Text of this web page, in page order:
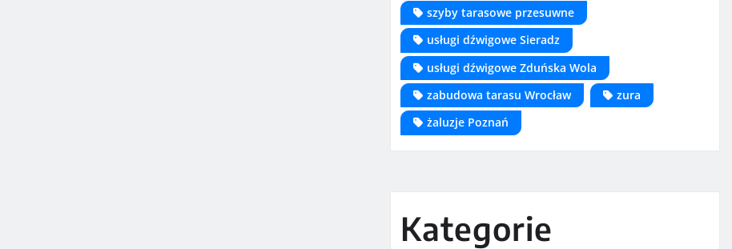
szyby tarasowe przesuwne
usługi dźwigowe Sieradz
usługi dźwigowe Zduńska Wola
zabudowa tarasu Wrocław
zura
żaluzje Poznań
Kategorie